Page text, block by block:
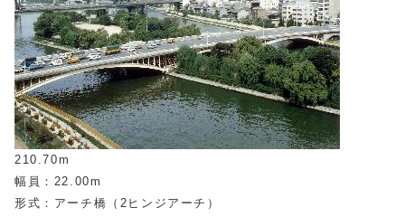
210.70m
幅員：22.00m
形式：アーチ橋（2ヒンジアーチ）